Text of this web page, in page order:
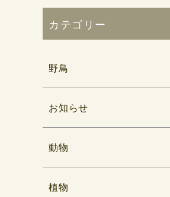
カテゴリー
野鳥
お知らせ
動物
植物